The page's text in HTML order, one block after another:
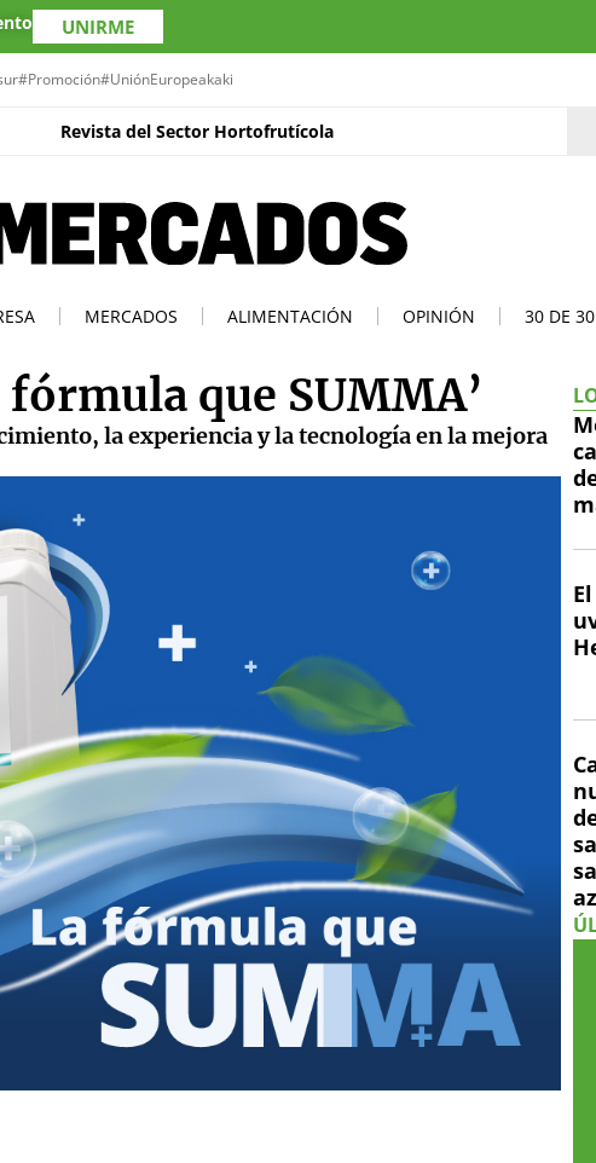
UNIRME
#Promoción#UniónEuropeakaki
Revista del Sector Hortofrutícola
MERCADOS ALIMENTACIÓN OPINIÓN 30 DE 30
fórmula que SUMMA’
la experiencia y la tecnología en la mejora